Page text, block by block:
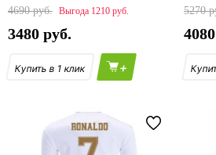
4690
1210
3480
+
5270
4080